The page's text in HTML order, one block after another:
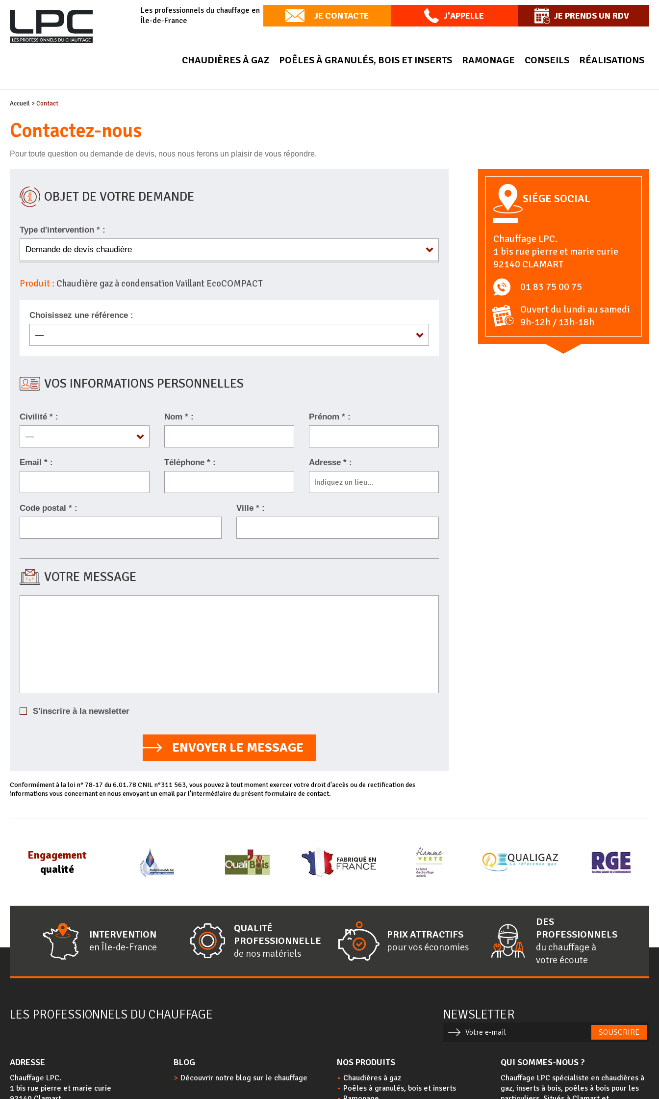
Les professionnels du chauffage en
Île-de-France
JE CONTACTE J'APPELLE JE PRENDS UN RDV
CHAUDIÈRES À GAZ POÊLES À GRANULÉS, BOIS ET INSERTS RAMONAGE CONSEILS RÉALISATIONS
Accueil >Contact
Contactez-nous
Pour toute question ou demande de devis, nous nous ferons un plaisir de vous répondre.
OBJET DE VOTRE DEMANDE
Type d'intervention * :
Produit : Chaudière gaz à condensation Vaillant EcoCOMPACT
Choisissez une référence :
VOS INFORMATIONS PERSONNELLES
Civilité * : Nom * : Prénom * :
Email * : Téléphone * : Adresse * :
Code postal * : Ville * :
VOTRE MESSAGE
S'inscrire à la newsletter
ENVOYER LE MESSAGE
Conformément à la loi n° 78-17 du 6.01.78 CNIL n°311 563, vous pouvez à tout moment exercer votre droit d'accès ou de rectification des
informations vous concernant en nous envoyant un email par l'intermédiaire du présent formulaire de contact.
SIÉGE SOCIAL
Chauffage LPC.
1 bis rue pierre et marie curie
92140 CLAMART
01 83 75 00 75
Ouvert du lundi au samedi
9h-12h / 13h-18h
Engagement
qualité
INTERVENTION
en Île-de-France
QUALITÉ
PROFESSIONNELLE
de nos matériels
PRIX ATTRACTIFS
pour vos économies
DES
PROFESSIONNELS
du chauffage à
votre écoute
NEWSLETTER
SOUSCRIRE
LES PROFESSIONNELS DU CHAUFFAGE
ADRESSE
Chauffage LPC.
1 bis rue pierre et marie curie
BLOG
Découvrir notre blog sur le chauffage
NOS PRODUITS
Chaudières à gaz
Poêles à granulés, bois et inserts
QUI SOMMES-NOUS ?
Chauffage LPC spécialiste en chaudières à
gaz, inserts à bois, poêles à bois pour les